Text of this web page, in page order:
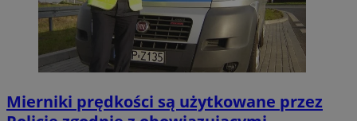
Mierniki prędkości są użytkowane przez
Niezbędne Wydajność Targetowanie